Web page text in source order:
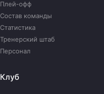
Плей-офф
Состав команды
Статистика
Тренерский штаб
Персонал
Клуб